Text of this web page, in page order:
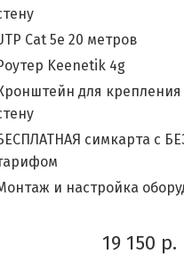
Cat 5e 20 метров
Keenetik 4g
для
симкарта с
и настройка
19 150 р.